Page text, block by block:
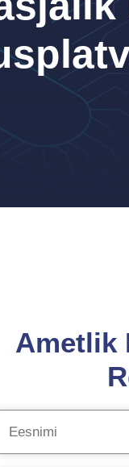
Ametlik